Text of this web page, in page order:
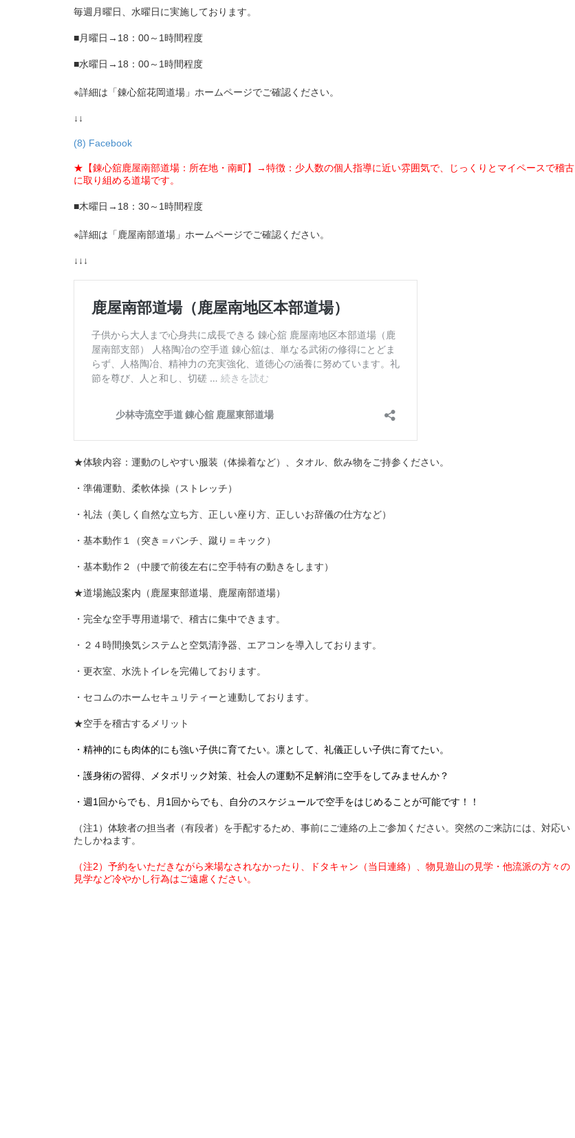
毎週月曜日、水曜日に実施しております。
■月曜日→18：00～1時間程度
■水曜日→18：00～1時間程度
※詳細は「錬心舘花岡道場」ホームページでご確認ください。
↓↓
(8) Facebook
★【錬心舘鹿屋南部道場：所在地・南町】→特徴：少人数の個人指導に近い雰囲気で、じっくりとマイペースで稽古
に取り組める道場です。
■木曜日→18：30～1時間程度
※詳細は「鹿屋南部道場」ホームページでご確認ください。
↓↓↓
★体験内容：運動のしやすい服装（体操着など）、タオル、飲み物をご持参ください。
・準備運動、柔軟体操（ストレッチ）
・礼法（美しく自然な立ち方、正しい座り方、正しいお辞儀の仕方など）
・基本動作１（突き＝パンチ、蹴り＝キック）
・基本動作２（中腰で前後左右に空手特有の動きをします）
★道場施設案内（鹿屋東部道場、鹿屋南部道場）
・完全な空手専用道場で、稽古に集中できます。
・２４時間換気システムと空気清浄器、エアコンを導入しております。
・更衣室、水洗トイレを完備しております。
・セコムのホームセキュリティーと連動しております。
★空手を稽古するメリット
・精神的にも肉体的にも強い子供に育てたい。凛として、礼儀正しい子供に育てたい。
・護身術の習得、メタボリック対策、社会人の運動不足解消に空手をしてみませんか？
・週1回からでも、月1回からでも、自分のスケジュールで空手をはじめることが可能です！！
（注1）体験者の担当者（有段者）を手配するため、事前にご連絡の上ご参加ください。突然のご来訪には、対応い
たしかねます。
（注2）予約をいただきながら来場なされなかったり、ドタキャン（当日連絡）、物見遊山の見学・他流派の方々の
見学など冷やかし行為はご遠慮ください。